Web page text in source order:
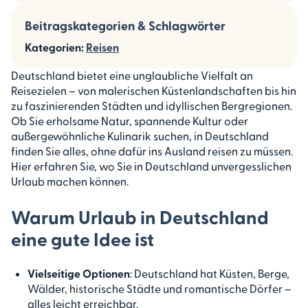
Deutschland bietet eine unglaubliche Vielfalt an
Reisezielen – von malerischen Küstenlandschaften bis hin
zu faszinierenden Städten und idyllischen Bergregionen.
Ob Sie erholsame Natur, spannende Kultur oder
außergewöhnliche Kulinarik suchen, in Deutschland
finden Sie alles, ohne dafür ins Ausland reisen zu müssen.
Hier erfahren Sie, wo Sie in Deutschland unvergesslichen
Urlaub machen können.
Warum Urlaub in Deutschland
eine gute Idee ist
Vielseitige Optionen: Deutschland hat Küsten, Berge,
Wälder, historische Städte und romantische Dörfer –
alles leicht erreichbar.
Beitragskategorien & Schlagwörter
Kategorien: Reisen